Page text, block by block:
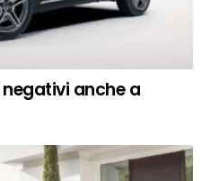
anche a